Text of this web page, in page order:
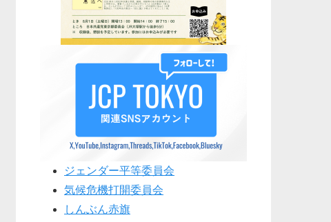
ジェンダー平等委員会
気候危機打開委員会
しんぶん赤旗